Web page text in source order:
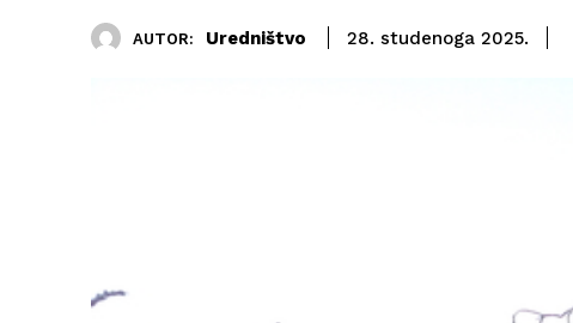
AUTOR: Uredništvo 28. studenoga 2025.